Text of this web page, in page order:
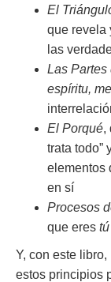
El
que revela
las
Las Partes
espíritu,
El Porqué,
trata todo”
elementos
en sí
Procesos
que eres tú
Y, con este libro,
estos principios